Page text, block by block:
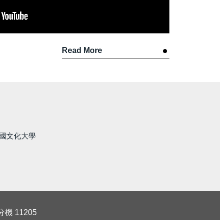
Read More
文化大學
機 11205